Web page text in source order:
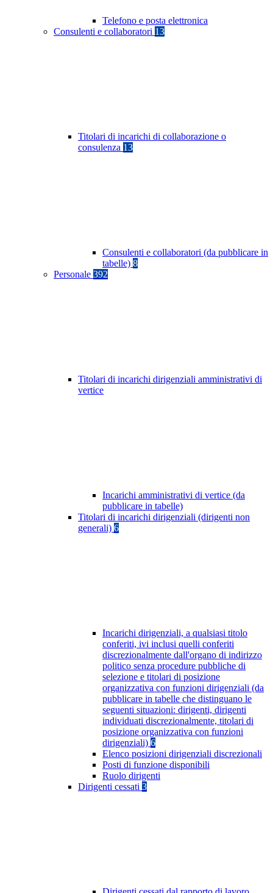
Telefono e posta elettronica
Consulenti e collaboratori 13
Titolari di incarichi di collaborazione o
consulenza 13
Consulenti e collaboratori (da pubblicare in
tabelle) 8
Personale 392
Titolari di incarichi dirigenziali amministrativi di
vertice
Incarichi amministrativi di vertice (da
pubblicare in tabelle)
Titolari di incarichi dirigenziali (dirigenti non
generali) 6
Incarichi dirigenziali, a qualsiasi titolo
conferiti, ivi inclusi quelli conferiti
discrezionalmente dall'organo di indirizzo
politico senza procedure pubbliche di
selezione e titolari di posizione
organizzativa con funzioni dirigenziali (da
pubblicare in tabelle che distinguano le
seguenti situazioni: dirigenti, dirigenti
individuati discrezionalmente, titolari di
posizione organizzativa con funzioni
dirigenziali) 6
Elenco posizioni dirigenziali discrezionali
Posti di funzione disponibili
Ruolo dirigenti
Dirigenti cessati 3